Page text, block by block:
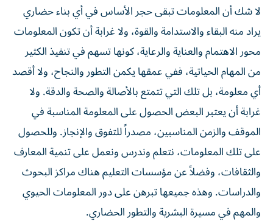
لا شك أن المعلومات تبقى حجر الأساس في أي بناء حضاري
يراد منه البقاء والاستدامة والقوة، ولا غرابة أن تكون المعلومات
محور الاهتمام والعناية والرعاية، كونها تسهم في تنفيذ الكثير
من المهام الحياتية، ففي عمقها يكمن التطور والنجاح، ولا أقصد
أي معلومة، بل تلك التي تتمتع بالأصالة والصحة والدقة. ولا
غرابة أن يعتبر البعض الحصول على المعلومة المناسبة في
الموقف والزمن المناسبين، مصدراً للتفوق والإنجاز. وللحصول
على تلك المعلومات، نتعلم وندرس ونعمل على تنمية المعارف
والثقافات، وفضلاً عن مؤسسات التعليم هناك مراكز البحوث
والدراسات. وهذه جميعها تبرهن على دور المعلومات الحيوي
والمهم في مسيرة البشرية والتطور الحضاري.